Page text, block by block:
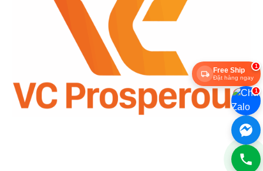
1
Free Ship
Đặt hàng ngay
1